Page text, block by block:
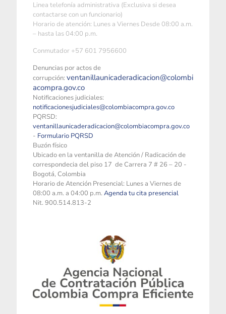
Linea telefonía administrativa (Exclusiva si desea
contactarse con un funcionario)
Horario de atención: Lunes a Viernes Desde 08:00 a.m.
– hasta las 04:00 p.m.
Conmutador +57 601 7956600
Denuncias por actos de
corrupción: ventanillaunicaderadicacion@colombi
acompra.gov.co
Notificaciones judiciales:
notificacionesjudiciales@colombiacompra.gov.co
PQRSD:
ventanillaunicaderadicacion@colombiacompra.gov.co
- Formulario PQRSD
Buzón físico
Ubicado en la ventanilla de Atención / Radicación de
correspondecia del piso 17 de Carrera 7 # 26 – 20 -
Bogotá, Colombia
Horario de Atención Presencial: Lunes a Viernes de
08:00 a.m. a 04:00 p.m. Agenda tu cita presencial
Nit. 900.514.813-2